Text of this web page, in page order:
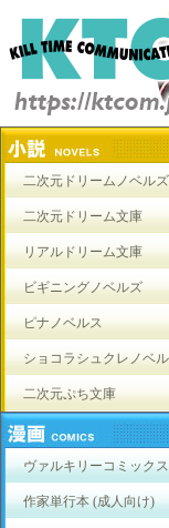
二次元ドリームノベルズ
二次元ドリーム文庫
リアルドリーム文庫
ビギニングノベルズ
ピナノベルス
ショコラシュクレノベ
二次元ぷち文庫
ヴァルキリーコミックス
作家単行本 (成人向け)